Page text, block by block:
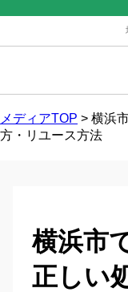
メディアTOP > 横浜
方・リユース方法
横浜市
正しい